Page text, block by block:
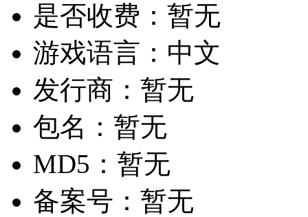
是否收费： 暂无
游戏语言： 中文
发行商： 暂无
包名： 暂无
MD5： 暂无
备案号： 暂无